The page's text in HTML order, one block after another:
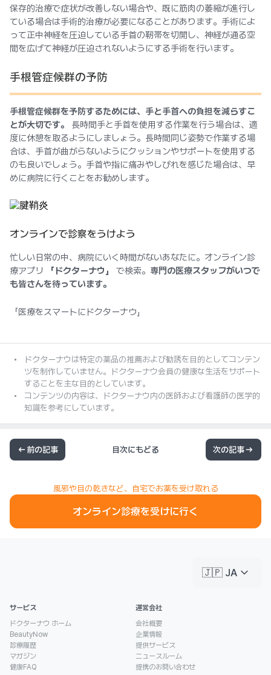
保存的治療で症状が改善しない場合や、既に筋肉の萎縮が進行し
ている場合は手術的治療が必要になることがあります。手術によ
って正中神経を圧迫している手首の靭帯を切開し、神経が通る空
間を広げて神経が圧迫されないようにする手術を行います。
手根管症候群の予防
手根管症候群を予防するためには、手と手首への負担を減らすこ
とが大切です。
長時間手と手首を使用する作業を行う場合は、適
度に休憩を取るようにしましょう。長時間同じ姿勢で作業する場
合は、手首が曲がらないようにクッションやサポートを使用する
のも良いでしょう。手首や指に痛みやしびれを感じた場合は、早
めに病院に行くことをお勧めします。
オンラインで診察をうけよう
忙しい日常の中、病院にいく時間がないあなたに。オンライン診
療アプリ
「ドクターナウ」 で検索。 専門の医療スタッフがいつで
も皆さんを待っています。
「医療をスマートにドクターナウ」
ドクターナウは特定の薬品の推薦および勧誘を目的としてコンテン
ツを制作していません。ドクターナウ会員の健康な生活をサポート
することを主な目的としています。
コンテンツの内容は、ドクターナウ内の医師および看護師の医学的
知識を参考にしています。
前の記事 目次にもどる 次の記事
風邪や目の乾きなど、自宅でお薬を受け取れる
オンライン診療を受けに行く
🇯🇵 JA keyboard_arrow_down
サービス
ドクターナウ ホーム
BeautyNow
診療履歴
マガジン
健康FAQ
運営会社
会社概要
企業情報
提供サービス
ニュースルーム
提携のお問い合わせ